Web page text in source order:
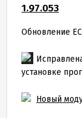
1.97.053
Обновление
установке
Новый